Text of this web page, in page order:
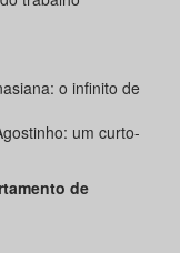
o infinito de
um curto-
de